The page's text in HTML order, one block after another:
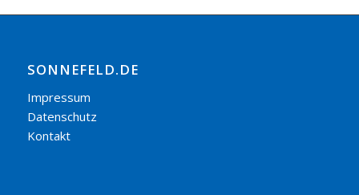
SONNEFELD.DE
Impressum
Datenschutz
Kontakt